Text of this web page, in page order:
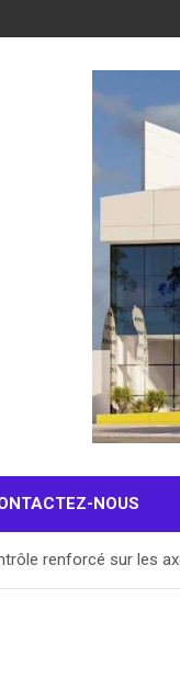
NOUS
renforcé sur les